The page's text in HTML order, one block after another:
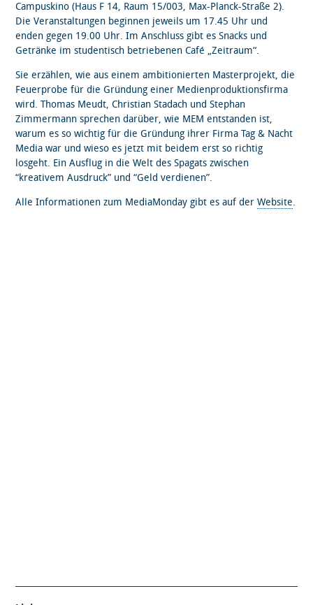
Campuskino (Haus F 14, Raum 15/003, Max-Planck-Straße 2).
Die Veranstaltungen beginnen jeweils um 17.45 Uhr und
enden gegen 19.00 Uhr. Im Anschluss gibt es Snacks und
Getränke im studentisch betriebenen Café „Zeitraum“.
Sie erzählen, wie aus einem ambitionierten Masterprojekt, die
Feuerprobe für die Gründung einer Medienproduktionsfirma
wird. Thomas Meudt, Christian Stadach und Stephan
Zimmermann sprechen darüber, wie MEM entstanden ist,
warum es so wichtig für die Gründung ihrer Firma Tag & Nacht
Media war und wieso es jetzt mit beidem erst so richtig
losgeht. Ein Ausflug in die Welt des Spagats zwischen
“kreativem Ausdruck” und “Geld verdienen”.
Alle Informationen zum MediaMonday gibt es auf derWebsite.